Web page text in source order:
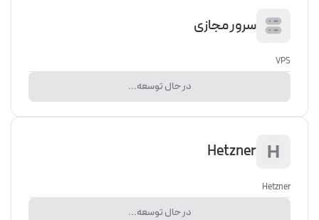
سرور مجازی
VPS
در حال توسعه...
Hetzner
Hetzner
در حال توسعه...